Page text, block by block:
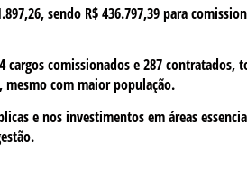
sendo R$ 436.797,39 para
comissionados e 287 contratados,
com maior população.
e nos investimentos em áreas